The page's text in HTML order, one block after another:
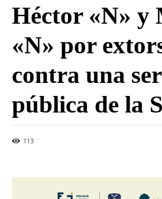
Héctor «N» y
«N» por
contra una
pública de la
113